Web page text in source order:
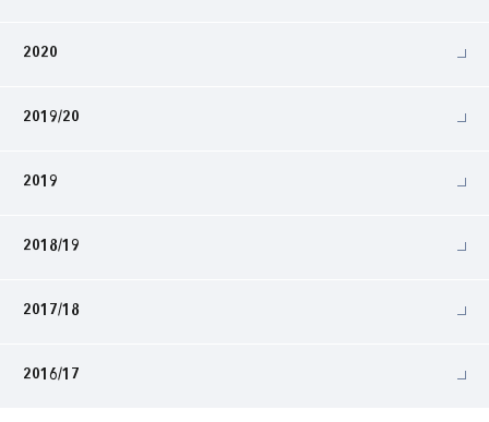
2020
2019/20
2019
2018/19
2017/18
2016/17